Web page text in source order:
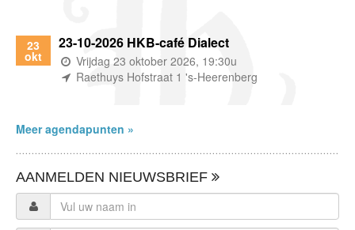
23
okt
23-10-2026 HKB-café Dialect
(wanneer)
Vrijdag 23 oktober 2026, 19:30u
(waar)
Raethuys Hofstraat 1 's-Heerenberg
Meer agendapunten »
AANMELDEN NIEUWSBRIEF